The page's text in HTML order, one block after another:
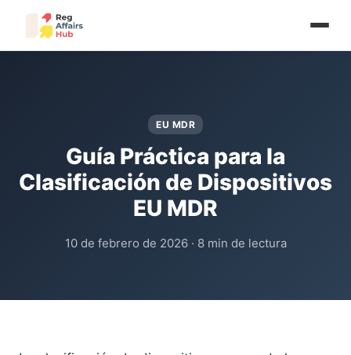
EU MDR
Guía Práctica para la
Clasificación de Dispositivos
EU MDR
10 de febrero de 2026 · 8 min de lectura